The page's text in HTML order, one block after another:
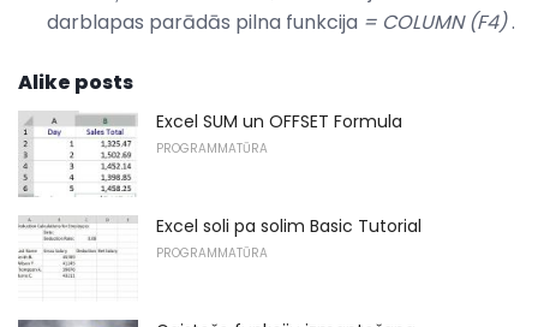
darblapas parādās pilna funkcija = COLUMN (F4).
Alike posts
Excel SUM un OFFSET Formula
PROGRAMMATŪRA
Excel soli pa solim Basic Tutorial
PROGRAMMATŪRA